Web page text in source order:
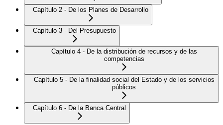
Capítulo 2 - De los Planes de Desarrollo
Capítulo 3 - Del Presupuesto
Capítulo 4 - De la distribución de recursos y de las
competencias
Capítulo 5 - De la finalidad social del Estado y de los servicios
públicos
Capítulo 6 - De la Banca Central